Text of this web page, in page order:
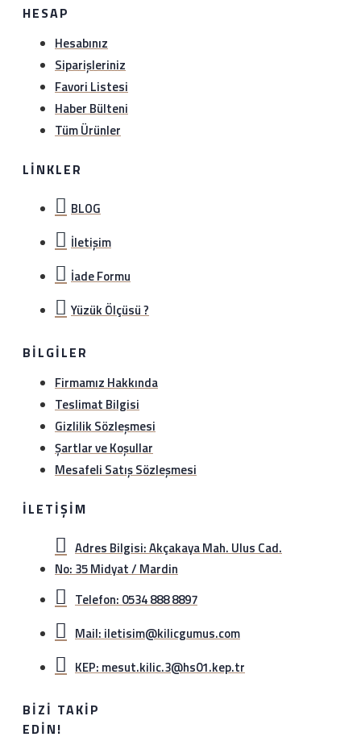
HESAP
Hesabınız
Siparişleriniz
Favori Listesi
Haber Bülteni
Tüm Ürünler
LINKLER
BLOG
İletişim
İade Formu
Yüzük Ölçüsü ?
BILGILER
Firmamız Hakkında
Teslimat Bilgisi
Gizlilik Sözleşmesi
Şartlar ve Koşullar
Mesafeli Satış Sözleşmesi
İLETIŞIM
Adres Bilgisi: Akçakaya Mah. Ulus Cad.
No: 35 Midyat / Mardin
Telefon: 0534 888 8897
Mail: iletisim@kilicgumus.com
KEP: mesut.kilic.3@hs01.kep.tr
BIZI TAKIP
EDIN!